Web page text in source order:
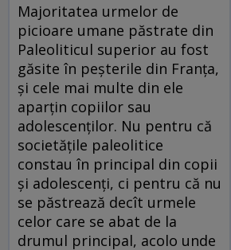
Majoritatea urmelor de
picioare umane păstrate din
Paleoliticul superior au fost
găsite în peșterile din Franța,
și cele mai multe din ele
aparțin copiilor sau
adolescenților. Nu pentru că
societățile paleolitice
constau în principal din copii
și adolescenți, ci pentru că nu
se păstrează decît urmele
celor care se abat de la
drumul principal, acolo unde